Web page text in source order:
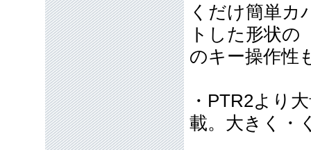
くだけ簡単カ
トした形状の
のキー操作性
・PTR2より
載。大きく・